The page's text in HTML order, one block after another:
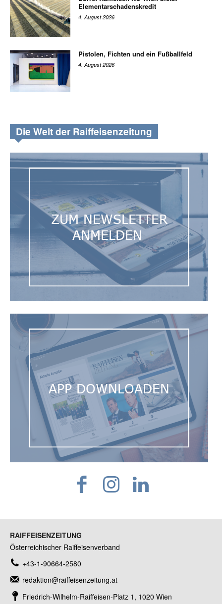
Elementarschadenskredit
4. August 2026
Pistolen, Fichten und ein Fußballfeld
4. August 2026
Die Welt der Raiffeisenzeitung
RAIFFEISENZEITUNG
Österreichischer Raiffeisenverband
+43-1-90664-2580
redaktion@raiffeisenzeitung.at
Friedrich-Wilhelm-Raiffeisen-Platz 1, 1020 Wien